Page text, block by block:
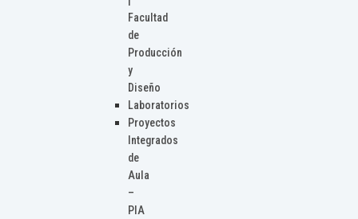
Facultad
de
Producción
y
Diseño
Laboratorios
Proyectos
Integrados
de
Aula
–
PIA